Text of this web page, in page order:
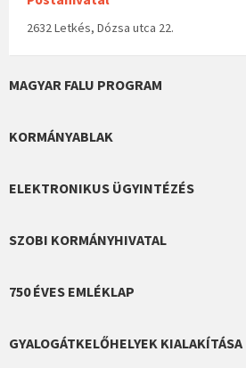
2632 Letkés, Dózsa utca 22.
MAGYAR FALU PROGRAM
KORMÁNYABLAK
ELEKTRONIKUS ÜGYINTÉZÉS
SZOBI KORMÁNYHIVATAL
750 ÉVES EMLÉKLAP
GYALOGÁTKELŐHELYEK KIALAKÍTÁSA